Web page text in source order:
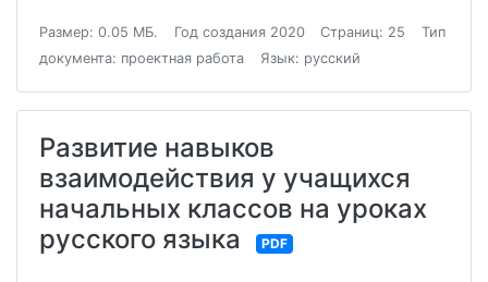
Размер: 0.05 МБ. Год создания 2020 Страниц: 25
Тип
документа: проектная работа
Язык: русский
Развитие навыков
взаимодействия у учащихся
начальных классов на уроках
русского языка
PDF